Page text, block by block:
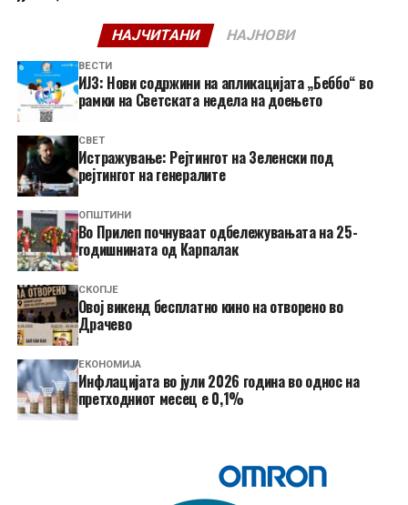
НАЈЧИТАНИ НАЈНОВИ
ВЕСТИ
ИЈЗ: Нови содржини на апликацијата „Беббо“ во
рамки на Светската недела на доењето
СВЕТ
Истражување: Рејтингот на Зеленски под
рејтингот на генералите
ОПШТИНИ
Во Прилеп почнуваат одбележувањата на 25-
годишнината од Карпалак
СКОПЈЕ
​Овој викенд бесплатно кино на отворено во
Драчево
ЕКОНОМИЈА
Инфлацијата во јули 2026 година во однос на
претходниот месец е 0,1%